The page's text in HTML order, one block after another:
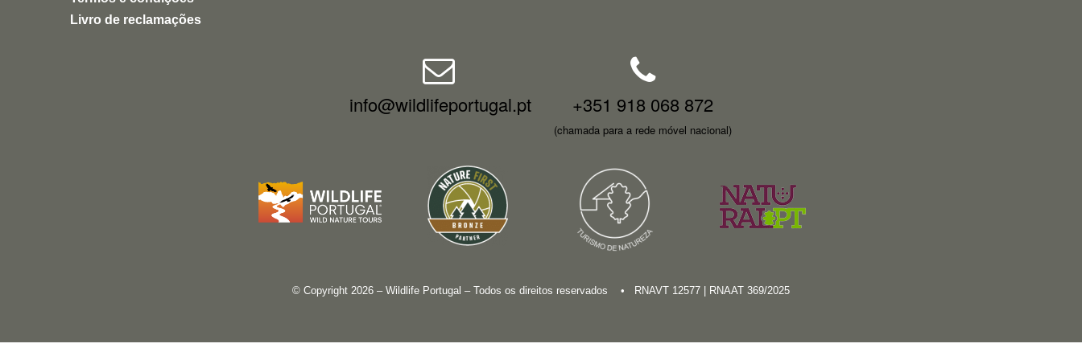
Uma experiência inspiradora, autêntica e
altamente recomendável para quem quer
Livro de reclamações
info@wildlifeportugal.pt +351 918 068 872
(chamada para a rede móvel nacional)
© Copyright 2026 – Wildlife Portugal – Todos os direitos reservados • RNAVT 12577 | RNAAT 369/2025